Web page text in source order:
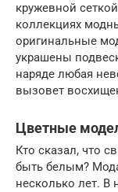
кружевной
коллекциях
оригинальные
украшены
наряде любая
вызовет
Цветные
Кто сказал, что
быть белым?
несколько лет.